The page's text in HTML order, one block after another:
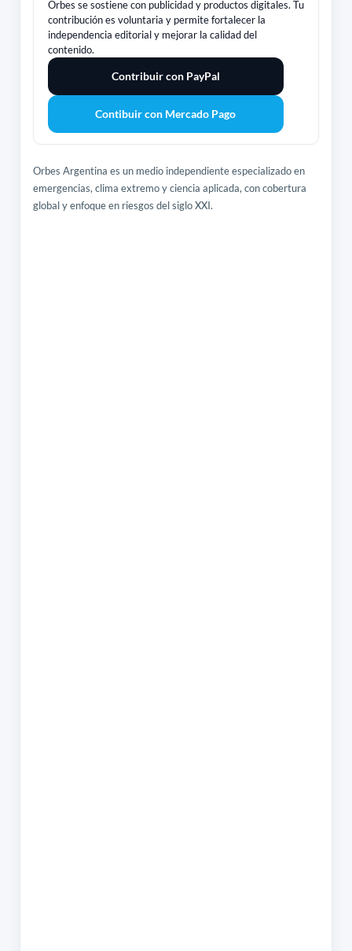
Orbes se sostiene con publicidad y productos digitales. Tu
contribución es voluntaria y permite fortalecer la
independencia editorial y mejorar la calidad del
contenido.
Contribuir con PayPal
Contibuir con Mercado Pago
Orbes Argentina es un medio independiente especializado en
emergencias, clima extremo y ciencia aplicada, con cobertura
global y enfoque en riesgos del siglo XXI.